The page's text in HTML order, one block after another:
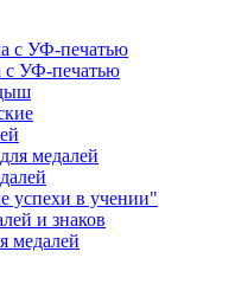
с УФ-печатью
с УФ-печатью
медалей
успехи в учении"
и знаков
медалей